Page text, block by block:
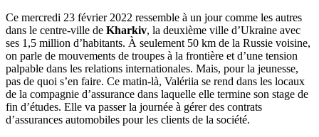
Ce mercredi 23 février 2022 ressemble à un jour comme les autres
dans le centre-ville de Kharkiv, la deuxième ville d’Ukraine avec
ses 1,5 million d’habitants. À seulement 50 km de la Russie voisine,
on parle de mouvements de troupes à la frontière et d’une tension
palpable dans les relations internationales. Mais, pour la jeunesse,
pas de quoi s’en faire. Ce matin-là, Valériia se rend dans les locaux
de la compagnie d’assurance dans laquelle elle termine son stage de
fin d’études. Elle va passer la journée à gérer des contrats
d’assurances automobiles pour les clients de la société.